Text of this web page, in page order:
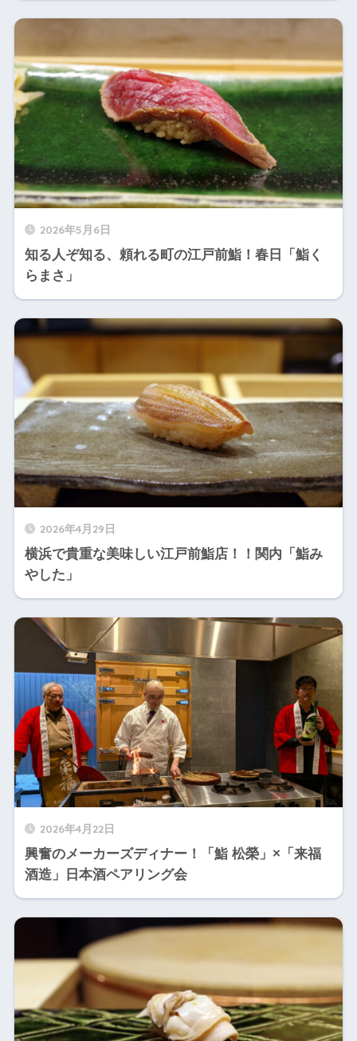
2026年5月6日
知る人ぞ知る、頼れる町の江戸前鮨！春日「鮨く
らまさ」
2026年4月29日
横浜で貴重な美味しい江戸前鮨店！！関内「鮨み
やした」
2026年4月22日
興奮のメーカーズディナー！「鮨 松榮」×「来福
酒造」日本酒ペアリング会